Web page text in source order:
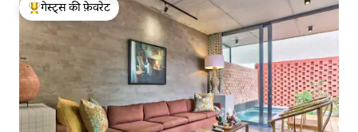
गेस्ट्स का टॉप फ़ेवरेट
गेस्ट्स की फ़ेवरेट